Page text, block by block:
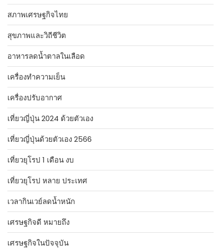
สภาพเศรษฐกิจไทย
สุขภาพและวิถีชีวิต
อาหารลดน้ำตาลในเลือด
เครื่องทำความเย็น
เครื่องปรับอากาศ
เที่ยวญี่ปุ่น 2024 ด้วยตัวเอง
เที่ยวญี่ปุ่นด้วยตัวเอง 2566
เที่ยวยุโรป 1 เดือน งบ
เที่ยวยุโรป หลาย ประเทศ
เวลากินเวย์ลดน้ำหนัก
เศรษฐกิจดี หมายถึง
เศรษฐกิจในปัจจุบัน